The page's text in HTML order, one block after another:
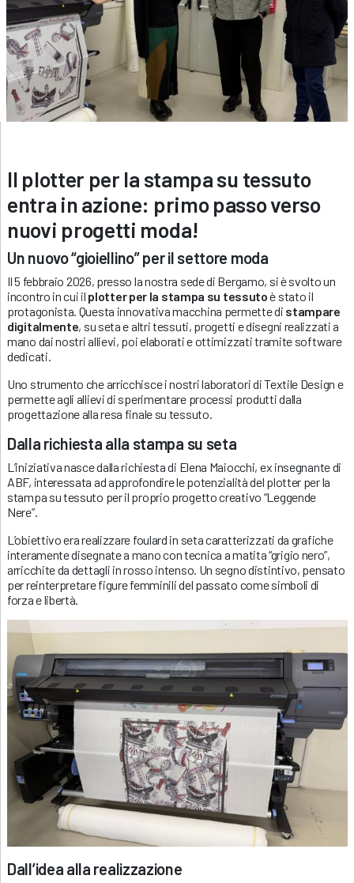
Il plotter per la stampa su tessuto
entra in azione: primo passo verso
nuovi progetti moda!
Un nuovo “gioiellino” per il settore moda
Il 5 febbraio 2026, presso la nostra sede di Bergamo, si è svolto un
incontro in cui il plotter per la stampa su tessutoè stato il
protagonista. Questa innovativa macchina permette di stampare
digitalmente, su seta e altri tessuti, progetti e disegni realizzati a
mano dai nostri allievi, poi elaborati e ottimizzati tramite software
dedicati.
Uno strumento che arricchisce i nostri laboratori di Textile Design e
permette agli allievi di sperimentare processi produtti dalla
progettazione alla resa finale su tessuto.
Dalla richiesta alla stampa su seta
L’iniziativa nasce dalla richiesta di Elena Maiocchi, ex insegnante di
ABF, interessata ad approfondire le potenzialità del plotter per la
stampa su tessuto per il proprio progetto creativo “Leggende
Nere”.
L’obiettivo era realizzare foulard in seta caratterizzati da grafiche
interamente disegnate a mano con tecnica a matita “grigio nero”,
arricchite da dettagli in rosso intenso. Un segno distintivo, pensato
per reinterpretare figure femminili del passato come simboli di
forza e libertà.
Dall’idea alla realizzazione